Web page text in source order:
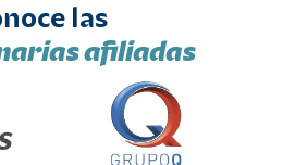
las
afiliadas